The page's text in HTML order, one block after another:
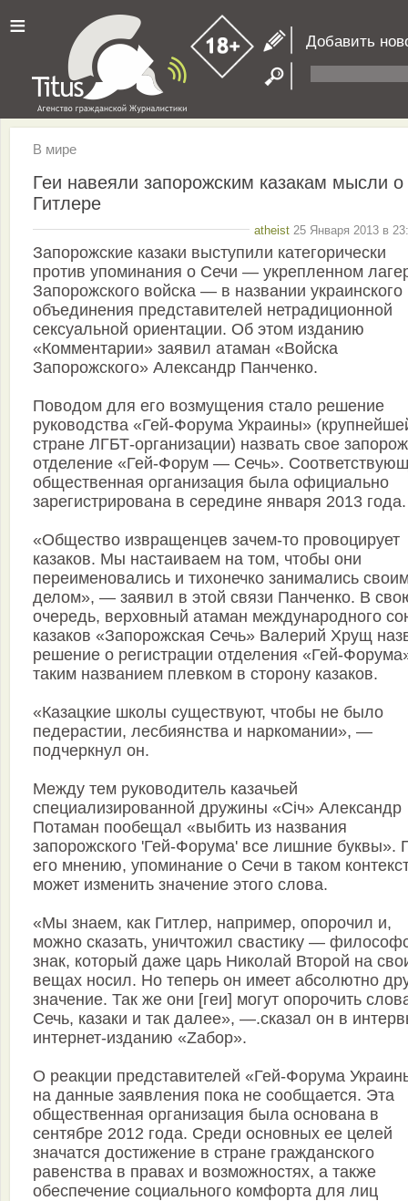
≡ Добавить
В мире
Геи навеяли запорожским казакам мысли о
Гитлере
atheist 25 Января 2013 в
Запорожские казаки выступили категорически
против упоминания о Сечи — укрепленном
Запорожского войска — в названии украинского
объединения представителей нетрадиционной
сексуальной ориентации. Об этом изданию
«Комментарии» заявил атаман «Войска
Запорожского» Александр Панченко.
Поводом для его возмущения стало решение
руководства «Гей-Форума Украины»
стране ЛГБТ-организации) назвать свое
отделение «Гей-Форум — Сечь».
общественная организация была официально
зарегистрирована в середине января 2013 года.
«Общество извращенцев зачем-то провоцирует
казаков. Мы настаиваем на том, чтобы они
переименовались и тихонечко занимались
делом», — заявил в этой связи Панченко. В
очередь, верховный атаман международного
казаков «Запорожская Сечь» Валерий Хрущ
решение о регистрации отделения «Гей-
таким названием плевком в сторону казаков.
«Казацкие школы существуют, чтобы не было
педерастии, лесбиянства и наркомании», —
подчеркнул он.
Между тем руководитель казачьей
специализированной дружины «Січ» Александр
Потаман пообещал «выбить из названия
запорожского 'Гей-Форума' все лишние буквы».
его мнению, упоминание о Сечи в таком
может изменить значение этого слова.
«Мы знаем, как Гитлер, например, опорочил и,
можно сказать, уничтожил свастику —
знак, который даже царь Николай Второй на
вещах носил. Но теперь он имеет абсолютно
значение. Так же они [геи] могут опорочить
Сечь, казаки и так далее», —.сказал он в
интернет-изданию «Zaбор».
О реакции представителей «Гей-Форума
на данные заявления пока не сообщается. Эта
общественная организация была основана в
сентябре 2012 года. Среди основных ее целей
значатся достижение в стране гражданского
равенства в правах и возможностях, а также
обеспечение социального комфорта для лиц